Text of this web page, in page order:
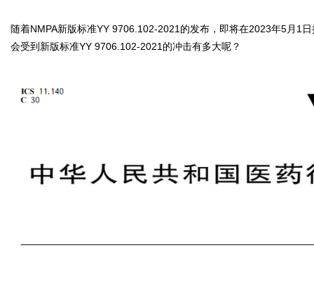
随着NMPA新版标准YY 9706.102-2021的发布，即将在2023年5月1
会受到新版标准YY 9706.102-2021的冲击有多大呢？